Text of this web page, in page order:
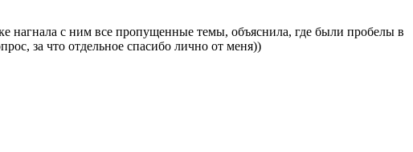
нагнала с ним все пропущенные темы, объяснила, где были пробелы в
за что отдельное спасибо лично от меня))